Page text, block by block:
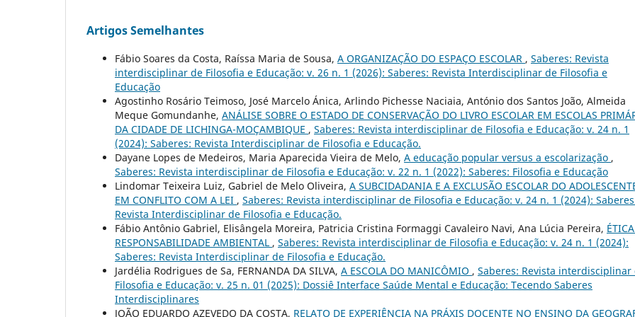
Artigos Semelhantes
Fábio Soares da Costa, Raíssa Maria de Sousa, A ORGANIZAÇÃO DO ESPAÇO ESCOLAR , Saberes: Revista
interdisciplinar de Filosofia e Educação: v. 26 n. 1 (2026): Saberes: Revista Interdisciplinar de Filosofia e
Educação
Agostinho Rosário Teimoso, José Marcelo Ánica, Arlindo Pichesse Naciaia, António dos Santos João, Almeida
Meque Gomundanhe, ANÁLISE SOBRE O ESTADO DE CONSERVAÇÃO DO LIVRO ESCOLAR EM ESCOLAS
DA CIDADE DE LICHINGA-MOÇAMBIQUE , Saberes: Revista interdisciplinar de Filosofia e Educação: v. 24 n. 1
(2024): Saberes: Revista Interdisciplinar de Filosofia e Educação.
Dayane Lopes de Medeiros, Maria Aparecida Vieira de Melo, A educação popular versus a escolarização ,
Saberes: Revista interdisciplinar de Filosofia e Educação: v. 22 n. 1 (2022): Saberes: Filosofia e Educação
Lindomar Teixeira Luiz, Gabriel de Melo Oliveira, A SUBCIDADANIA E A EXCLUSÃO ESCOLAR DO
EM CONFLITO COM A LEI , Saberes: Revista interdisciplinar de Filosofia e Educação: v. 24 n. 1 (2024):
Revista Interdisciplinar de Filosofia e Educação.
Fábio Antônio Gabriel, Elisângela Moreira, Patricia Cristina Formaggi Cavaleiro Navi, Ana Lúcia Pereira,
RESPONSABILIDADE AMBIENTAL , Saberes: Revista interdisciplinar de Filosofia e Educação: v. 24 n. 1 (2024):
Saberes: Revista Interdisciplinar de Filosofia e Educação.
Jardélia Rodrigues de Sa, FERNANDA DA SILVA, A ESCOLA DO MANICÔMIO , Saberes: Revista interdisciplinar
Filosofia e Educação: v. 25 n. 01 (2025): Dossiê Interface Saúde Mental e Educação: Tecendo Saberes
Interdisciplinares
JOÃO EDUARDO AZEVEDO DA COSTA, RELATO DE EXPERIÊNCIA NA PRÁXIS DOCENTE NO ENSINO DA